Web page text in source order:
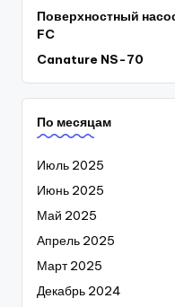
Поверхностный
FC
Canature NS-70
По месяцам
Июль 2025
Июнь 2025
Май 2025
Апрель 2025
Март 2025
Декабрь 2024